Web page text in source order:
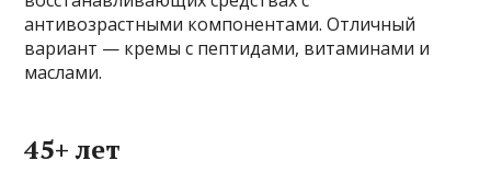
антивозрастными компонентами. Отличный
вариант — кремы с пептидами, витаминами и
маслами.
45+ лет